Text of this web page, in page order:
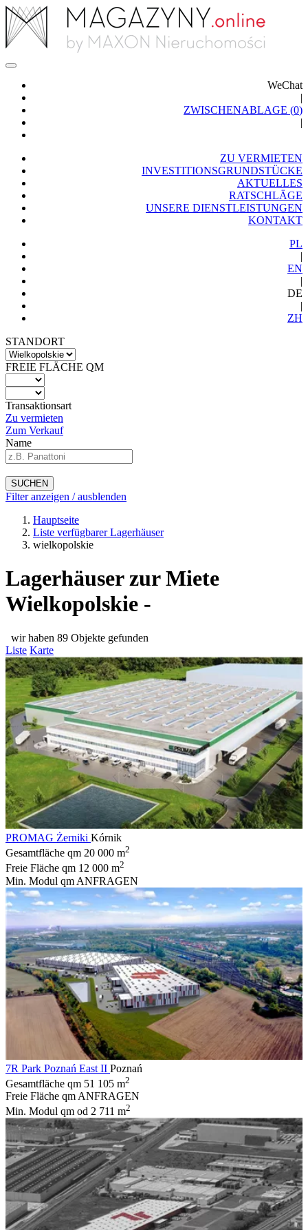
WeChat
|
ZWISCHENABLAGE (0)
|
ZU VERMIETEN
INVESTITIONSGRUNDSTÜCKE
AKTUELLES
RATSCHLÄGE
UNSERE DIENSTLEISTUNGEN
KONTAKT
PL
|
EN
|
DE
|
ZH
STANDORT
FREIE FLÄCHE QM
Transaktionsart
Zu vermieten
Zum Verkauf
Name
SUCHEN
Filter anzeigen / ausblenden
Hauptseite
Liste verfügbarer Lagerhäuser
wielkopolskie
Lagerhäuser zur Miete
Wielkopolskie -
wir haben 89 Objekte gefunden
Liste Karte
PROMAG Żerniki Kórnik
Gesamtfläche qm 20 000 m2
Freie Fläche qm 12 000 m2
Min. Modul qm ANFRAGEN
7R Park Poznań East II Poznań
Gesamtfläche qm 51 105 m2
Freie Fläche qm ANFRAGEN
Min. Modul qm od 2 711 m2